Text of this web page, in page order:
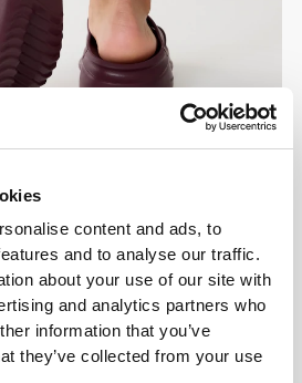
content and ads, to
and to analyse our traffic.
about your use of our site with
and analytics partners who
information that you’ve
they’ve collected from your use